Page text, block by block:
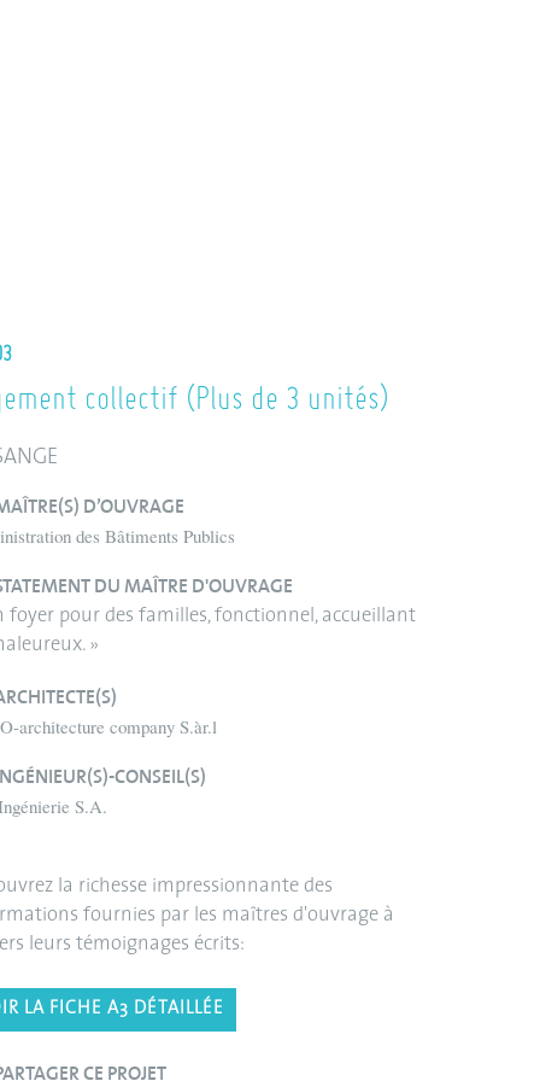
collectif (Plus de 3 unités)
D’OUVRAGE
des Bâtiments Publics
DU MAÎTRE D'OUVRAGE
foyer pour des familles, fonctionnel, accueillant
»
architecture company S.àr.l
CONSEIL(S)
S.A.
la richesse impressionnante des
fournies par les maîtres d'ouvrage à
leurs témoignages écrits:
LA FICHE A3 DÉTAILLÉE
CE PROJET